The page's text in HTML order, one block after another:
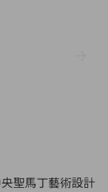
聖馬丁藝術設計